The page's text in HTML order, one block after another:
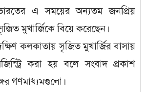
এ সময়ের অন্যতম জনপ্রিয়
সৃজিত মুখার্জিকে বিয়ে করেছেন।
কলকাতায় সৃজিত মুখার্জির বাসায়
করা হয় বলে সংবাদ প্রকাশ
গণমাধ্যমগুলো।